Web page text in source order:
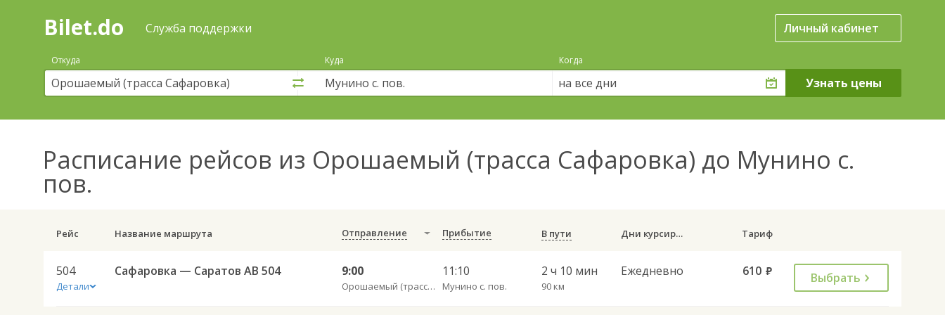
Поиск
покупка
билетов
автобус
онлайн
Bilet.do Служба поддержки Личный кабинет
Откуда Куда Когда
на все дни
Расписание рейсов из Орошаемый (трасса Сафаровка) до Мунино с.
пов.
Рейс Название маршрута Отправление Прибытие В пути Дни курсирования Тариф
504
Детали
Сафаровка — Саратов АВ 504 9:00
Орошаемый (трасса Сафаровка)
11:10
Мунино с. пов.
2 ч 10 мин
90 км
Ежедневно 610 руб. Выбрать